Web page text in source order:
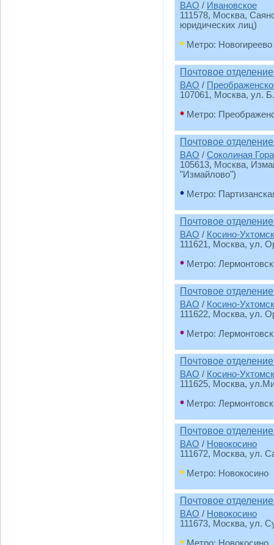
ВАО / Ивановское
111578, Москва,
юридических лиц)
• Метро: Новогиреево
Почтовое
ВАО /
107061 , Москва, ул.
• Метро:
Почтовое
ВАО / Соколиная Гора
105613, Москва,
"Измайлово")
• Метро:
Почтовое
ВАО / Косино-
111621 , Москва, ул.
• Метро:
Почтовое
ВАО / Косино-
111622, Москва, ул.
• Метро:
Почтовое
ВАО / Косино-
111625, Москва,
• Метро:
Почтовое
ВАО / Новокосино
111672, Москва, ул.
• Метро: Новокосино
Почтовое
ВАО / Новокосино
111673, Москва, ул.
•